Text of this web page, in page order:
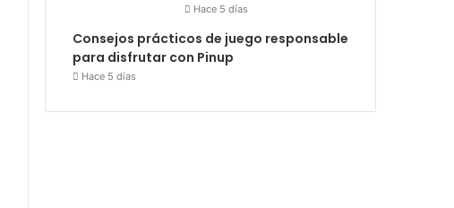
Hace 5 días
Consejos prácticos de juego responsable
para disfrutar con Pinup
Hace 5 días